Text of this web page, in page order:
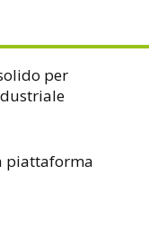
per
piattaforma